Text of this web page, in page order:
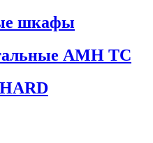
шкафы
АМН ТС